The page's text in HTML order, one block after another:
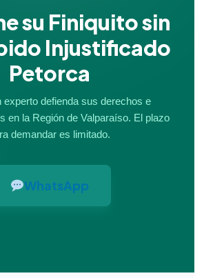
su Finiquito sin
Injustificado
Petorca
experto defienda sus derechos e
en la Región de Valparaíso. El plazo
demandar es limitado.
WhatsApp